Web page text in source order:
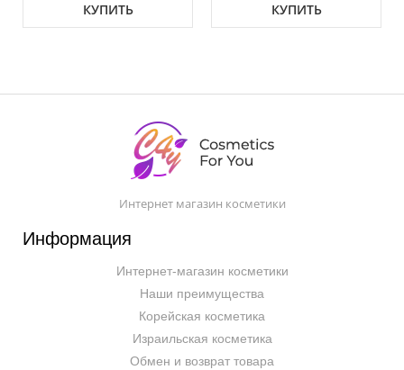
КУПИТЬ КУПИТЬ
Интернет магазин косметики
Информация
Интернет-магазин косметики
Наши преимущества
Корейская косметика
Израильская косметика
Обмен и возврат товара